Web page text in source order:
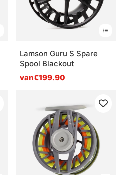
Lamson Guru S Spare
Spool Blackout
van€199.90